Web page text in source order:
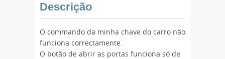
Descrição
O commando da minha chave do carro não
funciona correctamente.
O botão de abrir as portas funciona só de